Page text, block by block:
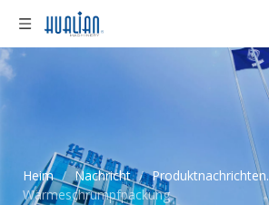
Heim / Nachricht / Produktnachrichten.
Wärmeschrumpfpackung